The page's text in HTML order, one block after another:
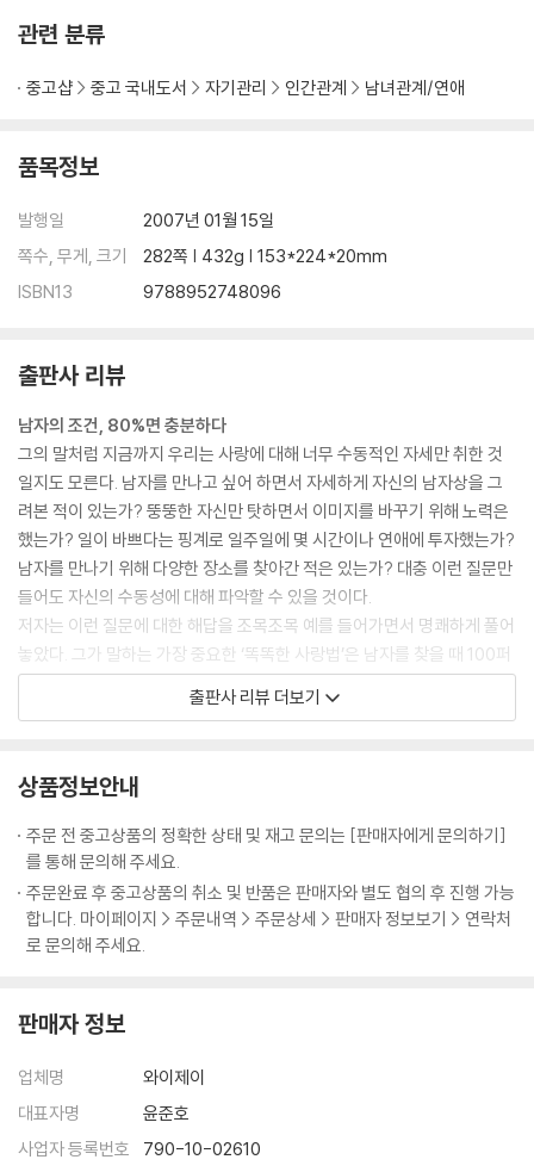
6장 최고의 애인을 만드는 6단계 전략
남자 만들기 2단계 _남녀친구 활용하기
남자 만들기 5단계 _애 타게 만들기
7장 남자의 사람됨을 판단하라
여자의 본능적인 안목으로 남자를 보자
항상 나를 존중하고 소중하게 대할까?
내가 바라는 남자의 조건에 얼마나 맞을까?
그를 파악하는 지름길은 진실한 대화다
8장 평생 후회 없는 남자 선택하기
결혼 후 후회하지 않는 최선의 남자 고르기
확실히 내 남자로 만드는 마지막 협상 기술
9장 오래된 사랑 재충전하기
차갑게 식어버린 사이, 다시 불을 지펴라
오래된 연인일수록 서로의 욕구를 파악하라
연인 관계를 더욱 돈독하게 만드는 방법
남녀 사이에는 항상 갈등과 사랑이 공존한다
epilogue
관련 분류
중고샵 중고 국내도서 자기관리 인간관계 남녀관계/연애
품목정보
발행일
2007년 01월 15일
쪽수, 무게, 크기
282쪽 | 432g | 153*224*20mm
ISBN13
9788952748096
출판사 리뷰
남자의 조건, 80%면 충분하다
그의 말처럼 지금까지 우리는 사랑에 대해 너무 수동적인 자세만 취한 것
일지도 모른다. 남자를 만나고 싶어 하면서 자세하게 자신의 남자상을 그
려본 적이 있는가? 뚱뚱한 자신만 탓하면서 이미지를 바꾸기 위해 노력은
했는가? 일이 바쁘다는 핑계로 일주일에 몇 시간이나 연애에 투자했는가?
남자를 만나기 위해 다양한 장소를 찾아간 적은 있는가? 대충 이런 질문만
들어도 자신의 수동성에 대해 파악할 수 있을 것이다.
저자는 이런 질문에 대한 해답을 조목조목 예를 들어가면서 명쾌하게 풀어
놓았다. 그가 말하는 가장 중요한 ‘똑똑한 사랑법’은 남자를 찾을 때 100퍼
센트 완벽남을 찾기보다는 80퍼센트 조건의 남자를 찾으라고 충고하고
있다. 눈을 낮추라는 것이 아니다. 눈높이는 더욱 까다롭게 높이되 그 조건
100퍼센트 완벽한 사람을 찾는 시간에 80퍼센트는 남자도 놓치고, 결국
60퍼센트도 충족시키지 못하는 사람을 만나 한탄하며 살지도 모르는 일
이기 때문이다. 완벽한 남자는 존재하지 않는다. 닥터 필의 똑똑한 사랑법
은 서로의 부족함을 함께 채워가면서 영원히 노력하며 살아가는 것이지,
있지도 않는 완벽남을 찾아 인생을 허비하거나 허상의 남자를 만나 후회하
지는 말라는 것이다.
남자가 쓴 진정한 여자연애백서
만의 욕구와 두려움이 소개되어 있다. 뿐만 아니라 남자들의 말과 행동을
분석하는 법도 담겨 있다. 남자들의 실체 폭로(?)야말로 여자들이 꼭 읽어
야 할 여자연애방법이 아닐까.
출판사 리뷰 더보기
상품정보안내
주문 전 중고상품의 정확한 상태 및 재고 문의는 [판매자에게 문의하기]
를 통해 문의해 주세요.
주문완료 후 중고상품의 취소 및 반품은 판매자와 별도 협의 후 진행 가능
합니다. 마이페이지 > 주문내역 > 주문상세 > 판매자 정보보기 > 연락처
로 문의해 주세요.
판매자 정보
업체명
와이제이
대표자명
윤준호
사업자 등록번호
790-10-02610